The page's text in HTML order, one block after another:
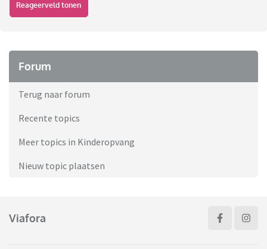
Reageerveld tonen
Forum
Terug naar forum
Recente topics
Meer topics in Kinderopvang
Nieuw topic plaatsen
Viafora